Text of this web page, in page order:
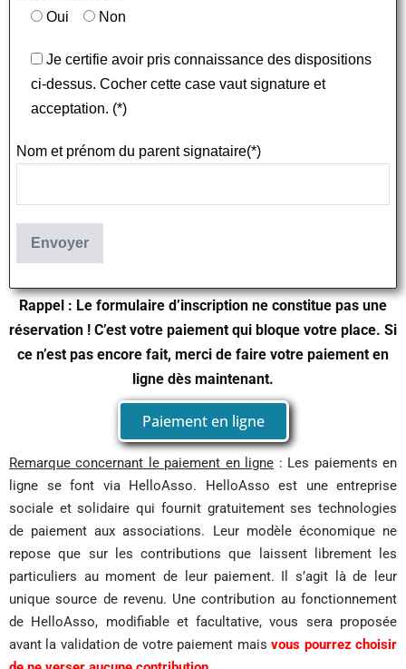
Oui
Non
Je certifie avoir pris connaissance des dispositions
ci-dessus. Cocher cette case vaut signature et
acceptation. (*)
Nom et prénom du parent signataire(*)
Rappel : Le formulaire d’inscription ne constitue pas une
réservation ! C’est votre paiement qui bloque votre place. Si
ce n’est pas encore fait, merci de faire votre paiement en
ligne dès maintenant.
Paiement en ligne
Remarque concernant le paiement en ligne : Les paiements en
ligne se font via HelloAsso. HelloAsso est une entreprise
sociale et solidaire qui fournit gratuitement ses technologies
de paiement aux associations. Leur modèle économique ne
repose que sur les contributions que laissent librement les
particuliers au moment de leur paiement. Il s’agit là de leur
unique source de revenu. Une contribution au fonctionnement
de HelloAsso, modifiable et facultative, vous sera proposée
avant la validation de votre paiement maisvous pourrez choisir